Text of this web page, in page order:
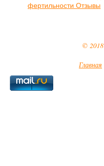
фертильности Отзывы
© 2018
Главная